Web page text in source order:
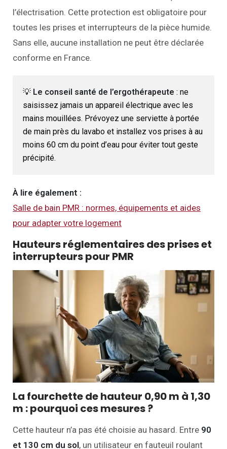
l’électrisation. Cette protection est obligatoire pour
toutes les prises et interrupteurs de la pièce humide.
Sans elle, aucune installation ne peut être déclarée
conforme en France.
💡 Le conseil santé de l’ergothérapeute : ne
saisissez jamais un appareil électrique avec les
mains mouillées. Prévoyez une serviette à portée
de main près du lavabo et installez vos prises à au
moins 60 cm du point d’eau pour éviter tout geste
précipité.
À lire également :
Salle de bain PMR : normes, équipements et aides
pour adapter votre logement
Hauteurs réglementaires des prises et
interrupteurs pour PMR
La fourchette de hauteur 0,90 m à 1,30
m : pourquoi ces mesures ?
Cette hauteur n’a pas été choisie au hasard. Entre 90
et 130 cm du sol, un utilisateur en fauteuil roulant